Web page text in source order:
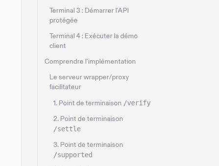
Terminal 3 : Démarrer l'API
protégée
Terminal 4 : Exécuter la démo
client
Comprendre l'implémentation
Le serveur wrapper/proxy
facilitateur
1. Point de terminaison /verify
2. Point de terminaison
/settle
3. Point de terminaison
/supported